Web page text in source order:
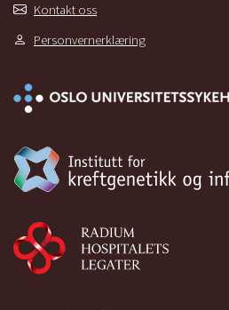
Kontakt oss
Personvernerklæring